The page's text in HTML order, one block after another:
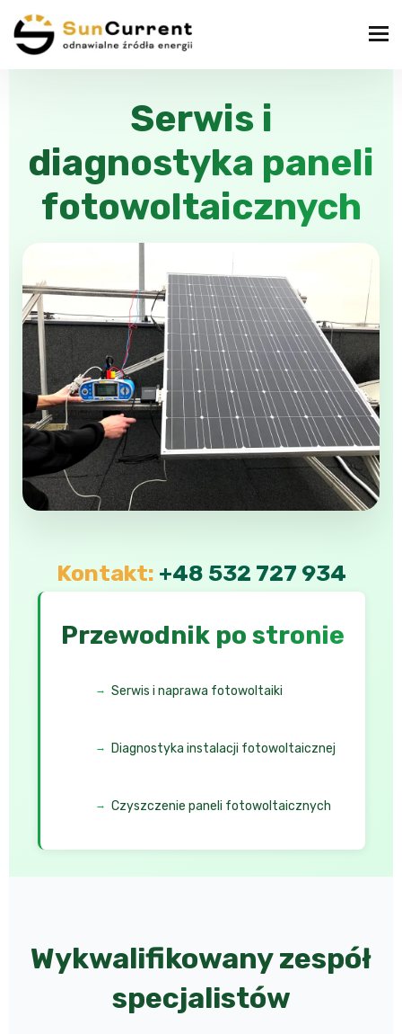
Serwis i
diagnostyka paneli
fotowoltaicznych
Kontakt: +48 532 727 934
Przewodnik po stronie
Serwis i naprawa fotowoltaiki
Diagnostyka instalacji fotowoltaicznej
Czyszczenie paneli fotowoltaicznych
Wykwalifikowany zespół
specjalistów